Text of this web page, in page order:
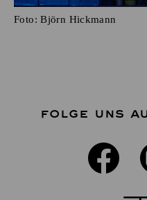
Foto: Björn Hickmann
FOLGE UNS